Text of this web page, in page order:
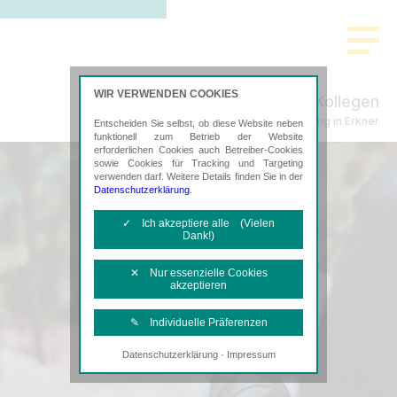
Schenke, Plachta & Kollegen
Steuerberatung in Erkner
WIR VERWENDEN COOKIES
Entscheiden Sie selbst, ob diese Website neben
funktionell zum Betrieb der Website
erforderlichen Cookies auch Betreiber-Cookies
sowie Cookies für Tracking und Targeting
verwenden darf. Weitere Details finden Sie in der
Datenschutzerklärung
✓ Ich akzeptiere alle (Vielen
Dank!)
✕ Nur essenzielle Cookies
akzeptieren
✎ Individuelle Präferenzen
Notwendige Cookies
Diese Cookies sind erforderlich, um die
Datenschutzerklärung· Impressum